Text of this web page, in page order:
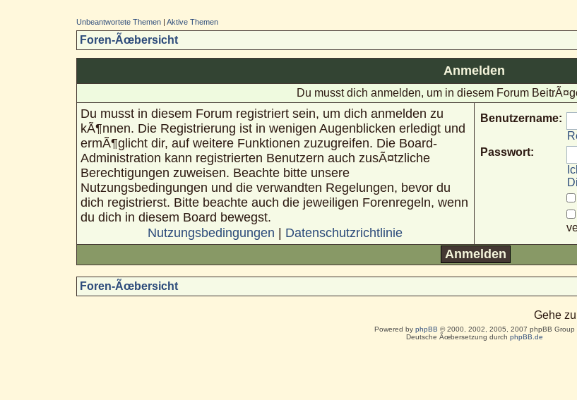
Unbeantwortete Themen| Aktive Themen
Foren-Ãœbersicht
Anmelden
Du musst dich anmelden, um in diesem Forum
Du musst in diesem Forum registriert sein, um dich anmelden zu
kÃ¶nnen. Die Registrierung ist in wenigen Augenblicken erledigt und
ermÃ¶glicht dir, auf weitere Funktionen zuzugreifen. Die Board-
Administration kann registrierten Benutzern auch zusÃ¤tzliche
Berechtigungen zuweisen. Beachte bitte unsere
Nutzungsbedingungen und die verwandten Regelungen, bevor du
dich registrierst. Bitte beachte auch die jeweiligen Forenregeln, wenn
du dich in diesem Board bewegst.
Nutzungsbedingungen | Datenschutzrichtlinie
Benutzername:
Passwort:
Foren-Ãœbersicht
Gehe
Powered by phpBB © 2000, 2002, 2005, 2007 phpBB Group
Deutsche Ãœbersetzung durch phpBB.de